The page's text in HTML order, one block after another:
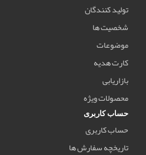
تولید کنندگان
شخصیت ها
موضوعات
کارت هدیه
بازاریابی
محصولات ویژه
حساب کاربری
حساب کاربری
تاریخچه سفارش ها